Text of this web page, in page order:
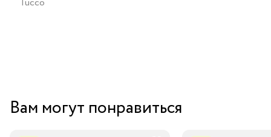
Вам могут понравиться